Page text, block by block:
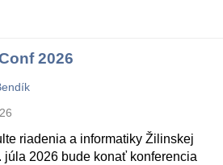
2026
riadenia a informatiky Žilinskej
júla 2026 bude konať konferencia